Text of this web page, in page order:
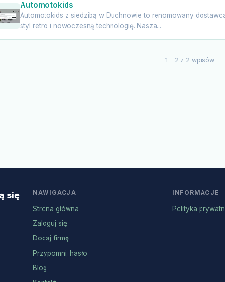
Automotokids
Automotokids z siedzibą w Duchnowie to renomowany
styl retro i nowoczesną technologię. Nasza...
1 - 2 z 2 wpisów
się
NAWIGACJA
Strona główna
Zaloguj się
Dodaj firmę
Przypomnij hasło
Blog
INFORMACJE
Polityka